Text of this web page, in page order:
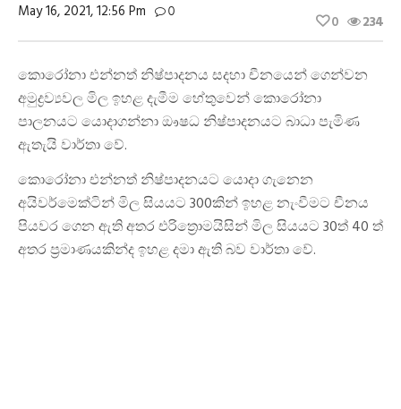
May 16, 2021, 12:56 Pm 0 234
0
කොරෝනා එන්නත් නිෂ්පාදනය සදහා චීනයෙන් ගෙන්වන
අමුද්‍රව්‍යවල මිල ඉහළ දැමීම හේතුවෙන් කොරෝනා
පාලනයට යොදාගන්නා ඖෂධ නිෂ්පාදනයට බාධා පැමිණ
ඇතැයි වාර්තා වේ.
කොරෝනා එන්නත් නිෂ්පාදනයට යොදා ගැනෙන
අයිවර්මෙක්ටින් මිල සියයට 300කින් ඉහළ නැංවීමට චීනය
පියවර ගෙන ඇති අතර එරිත්‍රොමයිසින් මිල සියයට 30ත් 40 ත්
අතර ප්‍රමාණයකින්ද ඉහළ දමා ඇති බව වාර්තා වේ.